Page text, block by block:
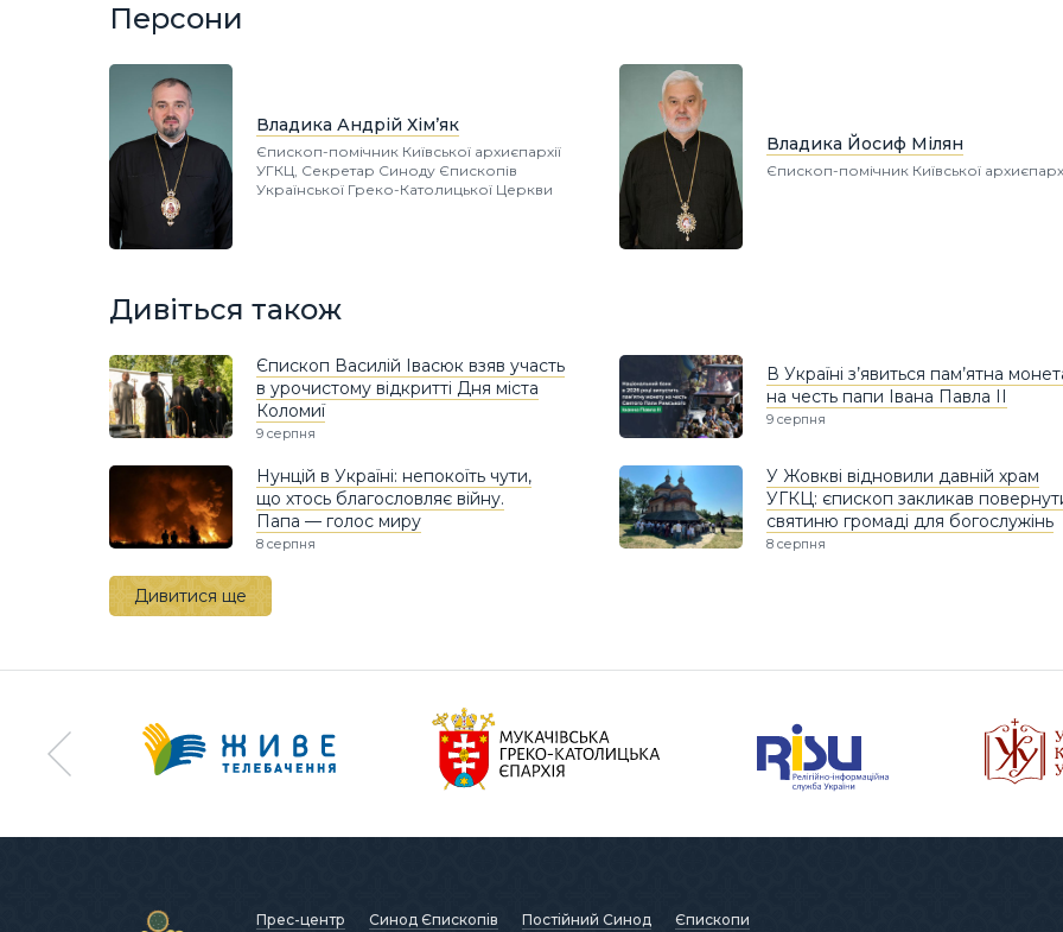
Персони
Владика Андрій Хім’як
Єпископ-помічник Київської архиєпархії
УГКЦ, Секретар Синоду Єпископів
Української Греко-Католицької Церкви
Владика Йосиф Мілян
Єпископ-помічник Київської
Дивіться також
Єпископ Василій Івасюк взяв участь
в урочистому відкритті Дня міста
Коломиї
9 серпня
В Україні з’явиться пам’ятна
на честь папи Івана Павла II
9 серпня
Нунцій в Україні: непокоїть чути,
що хтось благословляє війну.
Папа — голос миру
8 серпня
У Жовкві відновили давній храм
УГКЦ: єпископ закликав
святиню громаді для богослужінь
8 серпня
Дивитися ще
Прес-центр Синод Єпископів Постійний Синод Єпископи